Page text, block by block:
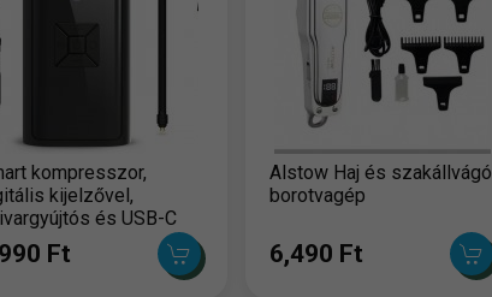
kompresszor,
kijelzővel,
és USB-C
Ft
Alstow Haj és szakállvágó
borotvagép
6,490 Ft